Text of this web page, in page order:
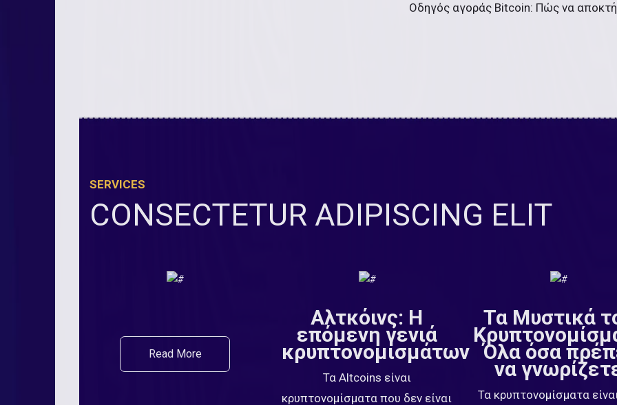
Οδηγός αγοράς Bitcoin: Πώς να
SERVICES
CONSECTETUR ADIPISCING ELIT
Read More
Αλτκόινς: Η
επόμενη γενιά
κρυπτονομισμάτων
Τα Altcoins είναι
κρυπτονομίσματα που δεν είναι
Τα Μυστικά
Όλα όσα
να
Τα κρυπτονομίσματα